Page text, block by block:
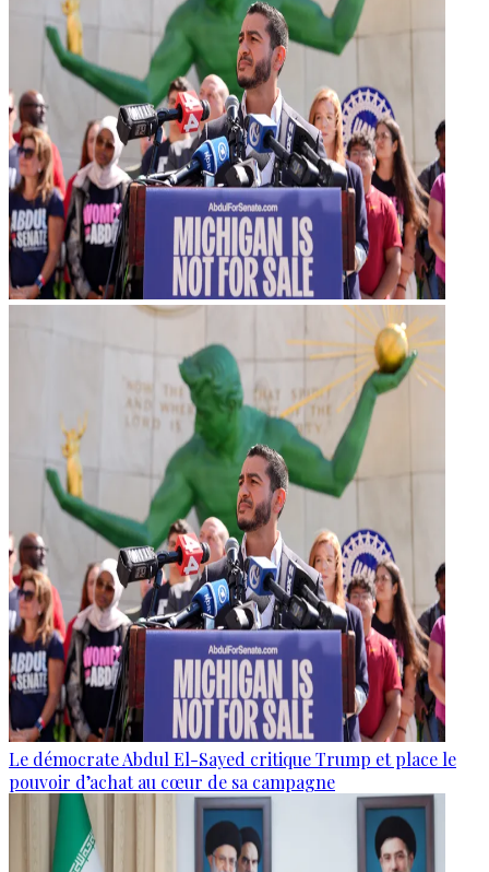
Le démocrate Abdul El-Sayed critique Trump et place le
pouvoir d’achat au cœur de sa campagne